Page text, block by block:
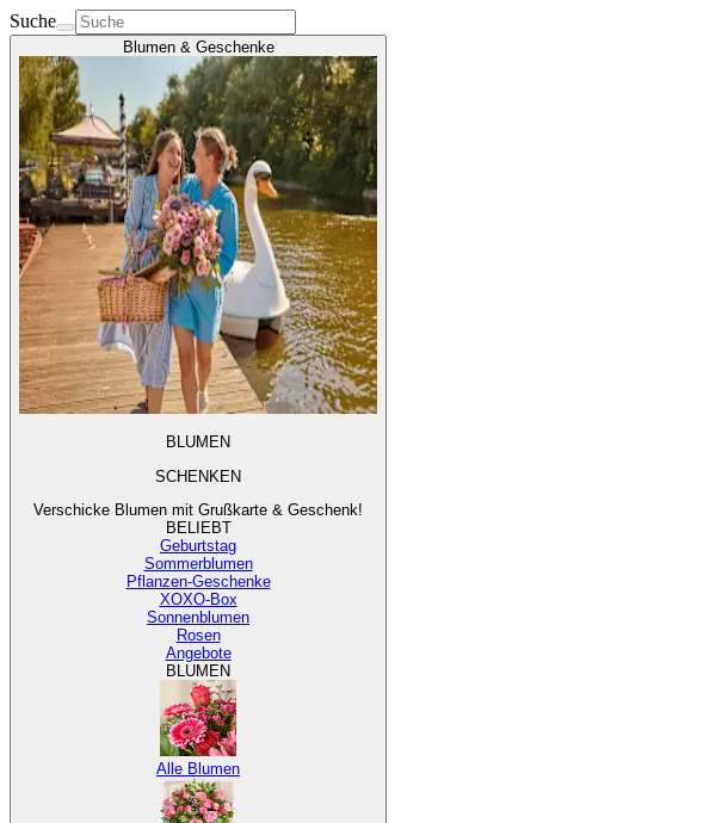
Suche
Blumen & Geschenke
BLUMEN
SCHENKEN
Verschicke Blumen mit Grußkarte & Geschenk!
BELIEBT
Geburtstag
Sommerblumen
Pflanzen-Geschenke
XOXO-Box
Sonnenblumen
Rosen
Angebote
BLUMEN
Alle Blumen